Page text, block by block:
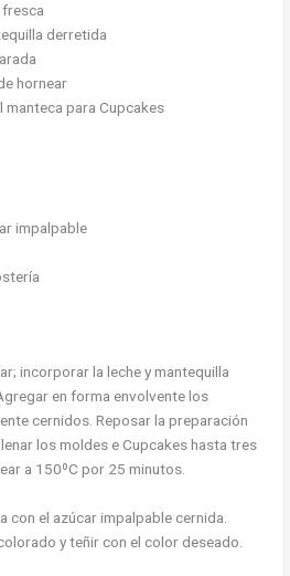
derretida
hornear
para Cupcakes
impalpable
incorporar la leche y mantequilla
en forma envolvente los
cernidos. Reposar la preparación
los moldes e Cupcakes hasta tres
a 150ºC por 25 minutos.
con el azúcar impalpable cernida.
y teñir con el color deseado.